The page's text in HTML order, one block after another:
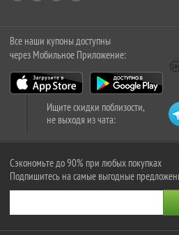
Все наши купоны доступны
через Мобильное Приложение:
Ищите скидки поблизости,
не выходя из чата:
Сэкономьте до 90% при любых покупках
Подпишитесь на самые выгодные